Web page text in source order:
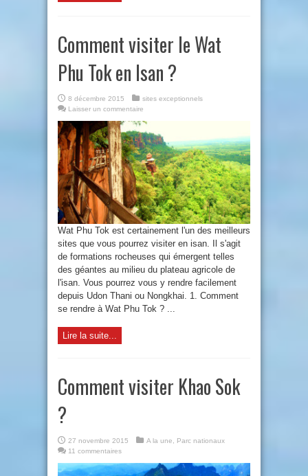
Comment visiter le Wat
Phu Tok en Isan ?
8 décembre 2015
sites exceptionnels
Laisser un commentaire
Wat Phu Tok est certainement l'un des meilleurs
sites que vous pourrez visiter en isan. Il s'agit
de formations rocheuses qui émergent telles
des géantes au milieu du plateau agricole de
l'isan. Vous pourrez vous y rendre facilement
depuis Udon Thani ou Nongkhai. 1. Comment
se rendre à Wat Phu Tok ? ...
Lire la suite...
Comment visiter Khao Sok
?
27 novembre 2015 A la une
Parc nationaux
11 commentaires